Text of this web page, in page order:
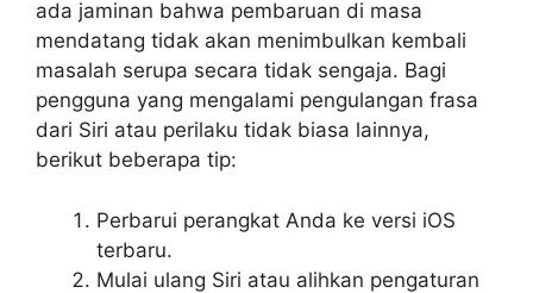
ada jaminan bahwa pembaruan di masa
mendatang tidak akan menimbulkan kembali
masalah serupa secara tidak sengaja. Bagi
pengguna yang mengalami pengulangan frasa
dari Siri atau perilaku tidak biasa lainnya,
berikut beberapa tip:
Perbarui perangkat Anda ke versi iOS
terbaru.
Mulai ulang Siri atau alihkan pengaturan